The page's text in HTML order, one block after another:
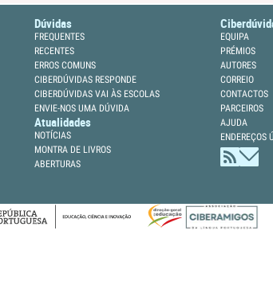
Dúvidas
FREQUENTES
RECENTES
ERROS COMUNS
CIBERDÚVIDAS RESPONDE
CIBERDÚVIDAS VAI ÀS ESCOLAS
ENVIE-NOS UMA DÚVIDA
Atualidades
NOTÍCIAS
MONTRA DE LIVROS
ABERTURAS
EQUIPA
PRÉMIOS
AUTORES
CORREIO
CONTACTOS
PARCEIROS
AJUDA
ENDEREÇOS